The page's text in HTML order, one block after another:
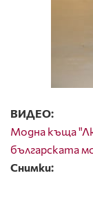
ВИДЕО:
Модна къща
българската
Снимки: